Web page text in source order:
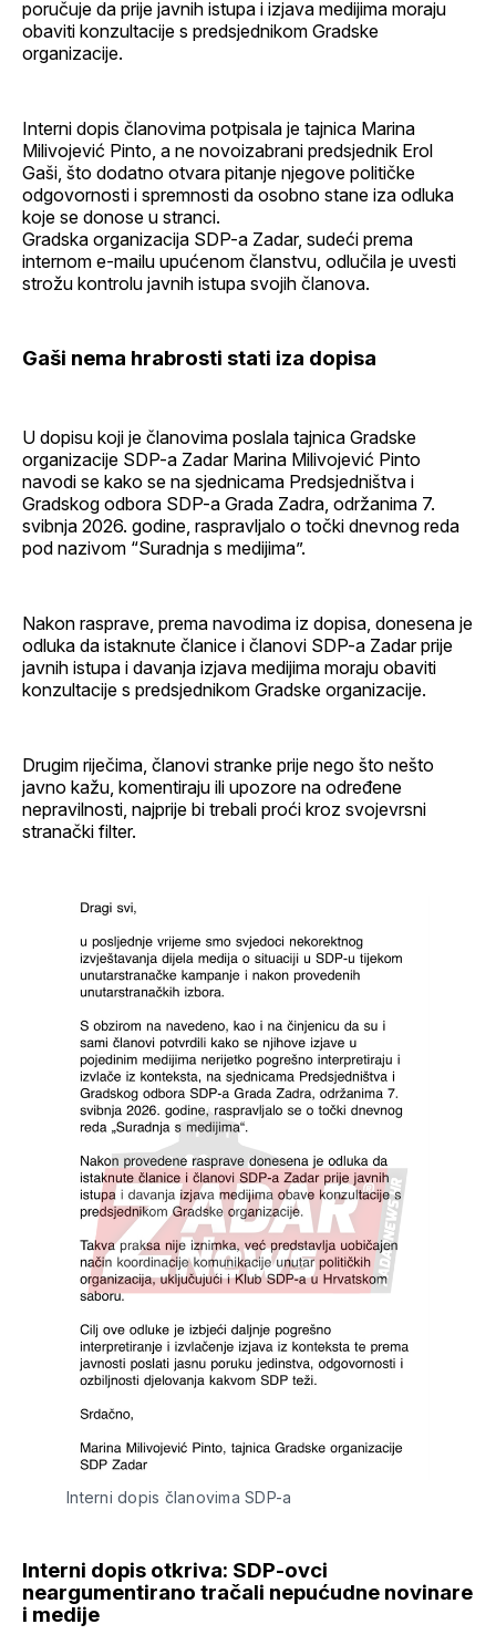
poručuje da prije javnih istupa i izjava medijima moraju
obaviti konzultacije s predsjednikom Gradske
organizacije.
Interni dopis članovima potpisala je tajnica Marina
Milivojević Pinto, a ne novoizabrani predsjednik Erol
Gaši, što dodatno otvara pitanje njegove političke
odgovornosti i spremnosti da osobno stane iza odluka
koje se donose u stranci.
Gradska organizacija SDP-a Zadar, sudeći prema
internom e-mailu upućenom članstvu, odlučila je uvesti
strožu kontrolu javnih istupa svojih članova.
Gaši nema hrabrosti stati iza dopisa
U dopisu koji je članovima poslala tajnica Gradske
organizacije SDP-a Zadar Marina Milivojević Pinto
navodi se kako se na sjednicama Predsjedništva i
Gradskog odbora SDP-a Grada Zadra, održanima 7.
svibnja 2026. godine, raspravljalo o točki dnevnog reda
pod nazivom “Suradnja s medijima”.
Nakon rasprave, prema navodima iz dopisa, donesena je
odluka da istaknute članice i članovi SDP-a Zadar prije
javnih istupa i davanja izjava medijima moraju obaviti
konzultacije s predsjednikom Gradske organizacije.
Drugim riječima, članovi stranke prije nego što nešto
javno kažu, komentiraju ili upozore na određene
nepravilnosti, najprije bi trebali proći kroz svojevrsni
stranački filter.
Interni dopis članovima SDP-a
Interni dopis otkriva: SDP-ovci
neargumentirano tračali nepućudne novinare
i medije